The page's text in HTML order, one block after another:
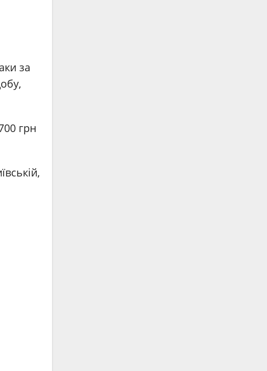
за
грн